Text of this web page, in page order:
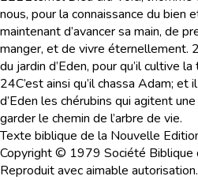
nous, pour la connaissance du bien
maintenant d’avancer sa main, de
manger, et de vivre éternellement.
du jardin d’Eden, pour qu’il cultive
24C’est ainsi qu’il chassa Adam; et
d’Eden les chérubins qui agitent
garder le chemin de l’arbre de vie.
Texte biblique de la Nouvelle
Copyright © 1979 Société Biblique
Reproduit avec aimable